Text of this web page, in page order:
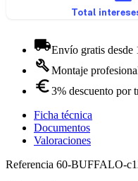
Envío gratis desde
Montaje
3% descuento por
Ficha técnica
Documentos
Valoraciones
Referencia 60-BUFFALO-